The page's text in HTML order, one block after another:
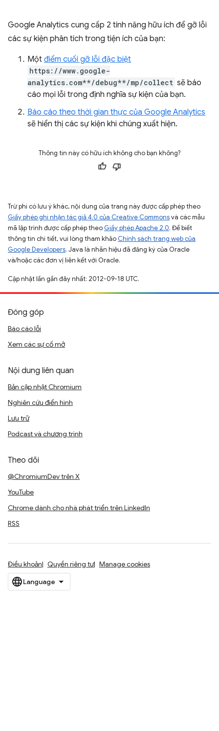
Google Analytics cung cấp 2 tính năng hữu ích để gỡ lỗi
các sự kiện phân tích trong tiện ích của bạn:
Một điểm cuối gỡ lỗi đặc biệt
https://www.google-
analytics.com**/debug**/mp/collect sẽ báo
cáo mọi lỗi trong định nghĩa sự kiện của bạn.
Báo cáo theo thời gian thực của Google Analytics
sẽ hiển thị các sự kiện khi chúng xuất hiện.
Thông tin này có hữu ích không cho bạn không?
Trừ phi có lưu ý khác, nội dung của trang này được cấp phép theo
Giấy phép ghi nhận tác giả 4.0 của Creative Commonsvà các mẫu
mã lập trình được cấp phép theo Giấy phép Apache 2.0. Để biết
thông tin chi tiết, vui lòng tham khảo Chính sách trang web của
Google Developers. Java là nhãn hiệu đã đăng ký của Oracle
và/hoặc các đơn vị liên kết với Oracle.
Cập nhật lần gần đây nhất: 2012-09-18 UTC.
Đóng góp
Báo cáo lỗi
Xem các sự cố mở
Nội dung liên quan
Bản cập nhật Chromium
Nghiên cứu điển hình
Lưu trữ
Podcast và chương trình
Theo dõi
@ChromiumDev trên X
YouTube
Chrome dành cho nhà phát triển trên LinkedIn
RSS
Điều khoản Quyền riêng tư Manage cookies